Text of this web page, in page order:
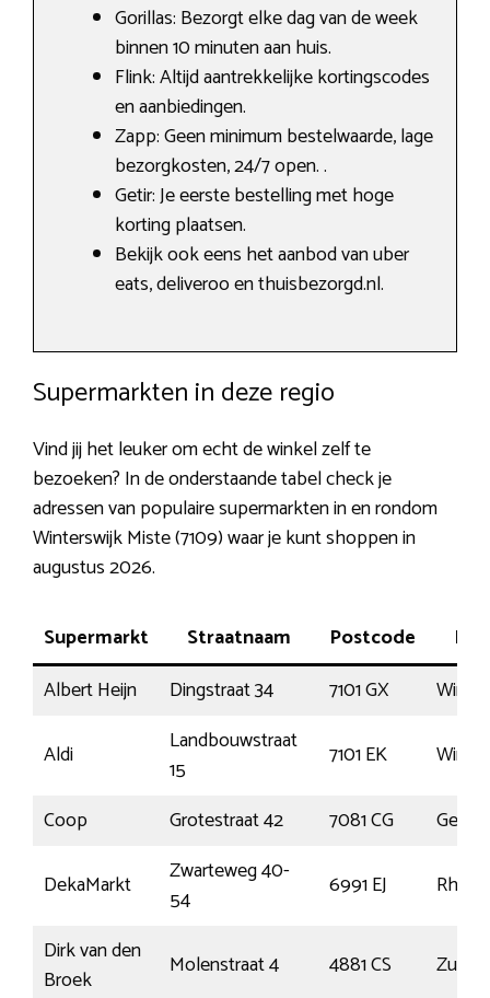
Gorillas: Bezorgt elke dag van de week
binnen 10 minuten aan huis.
Flink: Altijd aantrekkelijke kortingscodes
en aanbiedingen.
Zapp: Geen minimum bestelwaarde, lage
bezorgkosten, 24/7 open. .
Getir: Je eerste bestelling met hoge
korting plaatsen.
Bekijk ook eens het aanbod van uber
eats, deliveroo en thuisbezorgd.nl.
Supermarkten in deze regio
Vind jij het leuker om echt de winkel zelf te
bezoeken? In de onderstaande tabel check je
adressen van populaire supermarkten in en rondom
Winterswijk Miste (7109) waar je kunt shoppen in
augustus 2026.
Supermarkt Straatnaam Postcode
Albert Heijn
Dingstraat 34 7101 GX
Aldi
Landbouwstraat
15
7101 EK
Coop
Grotestraat 42 7081 CG
DekaMarkt
Zwarteweg 40-
54
6991 EJ
Dirk van den
Broek
Molenstraat 4 4881 CS